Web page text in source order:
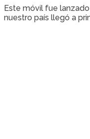
Este móvil fue
nuestro país llegó a